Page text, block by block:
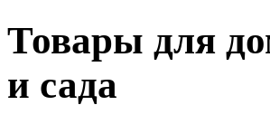
Товары для
и сада